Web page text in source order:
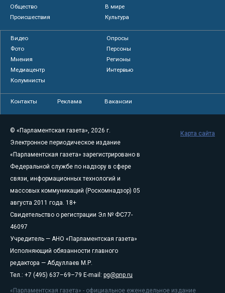
Общество
В мире
Происшествия
Культура
Видео
Опросы
Фото
Персоны
Мнения
Регионы
Медиацентр
Интервью
Колумнисты
Контакты Реклама Вакансии
© «Парламентская газета», 2026 г.
Электронное периодическое издание
«Парламентская газета» зарегистрировано в
Федеральной службе по надзору в сфере
связи, информационных технологий и
массовых коммуникаций (Роскомнадзор) 05
августа 2011 года. 18+
Свидетельство о регистрации Эл № ФС77-
46097
Учредитель — АНО «Парламентская газета»
Исполняющий обязанности главного
редактора — Абдуллаев М.Р.
Тел.: +7 (495) 637–69–79 E-mail: pg@pnp.ru
«Парламентская газета» - официальное еженедельное издание
Карта сайта